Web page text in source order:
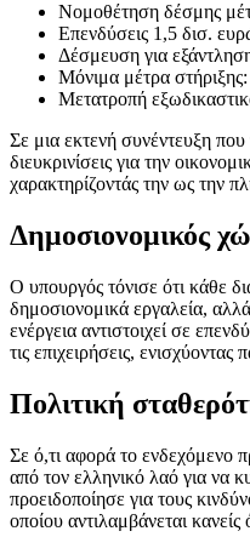
Νομοθέτηση δέσμης
Επενδύσεις 1,5 δισ.
Δέσμευση για
Μόνιμα μέτρα
Μετατροπή
Σε μια εκτενή συνέντευξη
διευκρινίσεις για την
χαρακτηρίζοντάς την ως την
Δημοσιονομικός
Ο υπουργός τόνισε ότι κάθε
δημοσιονομικά εργαλεία,
ενέργεια αντιστοιχεί σε
τις επιχειρήσεις,
Πολιτική
Σε ό,τι αφορά το ενδεχόμενο
από τον ελληνικό λαό για να
προειδοποίησε για τους
οποίου αντιλαμβάνεται κανείς